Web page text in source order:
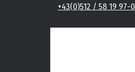
+43(0)512 / 58 19 97-0